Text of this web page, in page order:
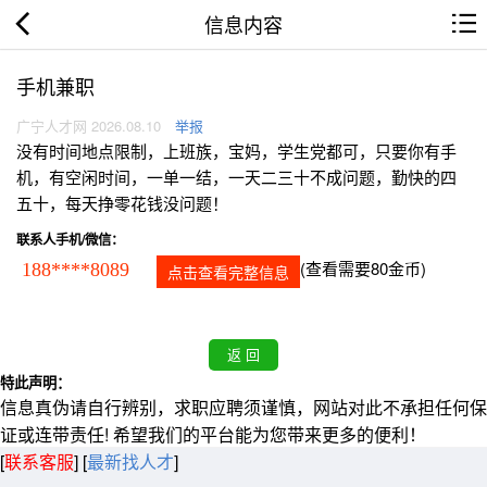
信息内容
手机兼职
广宁人才网 2026.08.10 举报
没有时间地点限制，上班族，宝妈，学生党都可，只要你有手
机，有空闲时间，一单一结，一天二三十不成问题，勤快的四
五十，每天挣零花钱没问题！
联系人手机/微信：
188****8089 点击查看完整信息 (查看需要80金币)
特此声明：
信息真伪请自行辨别，求职应聘须谨慎，网站对此不承担任何保
证或连带责任! 希望我们的平台能为您带来更多的便利！
[联系客服] [最新找人才]